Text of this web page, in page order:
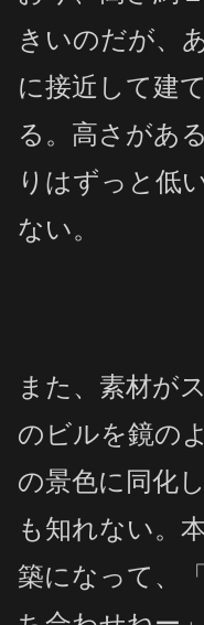
きいのだが、
に接近して建
る。 高さがあ
りはずっと低
ない。
また、素材が
のビルを鏡の
の景色に同化
も知れない。
築になって、